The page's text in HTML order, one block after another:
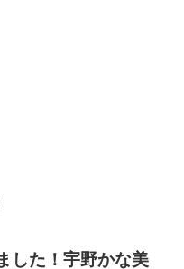
した！宇野かな美